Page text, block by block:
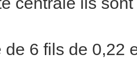
de 6 fils de 0,22